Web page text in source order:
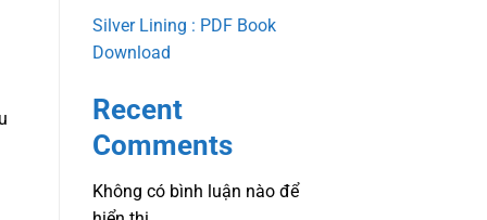
Silver Lining : PDF Book
Download
Recent
Comments
Không có bình luận nào để